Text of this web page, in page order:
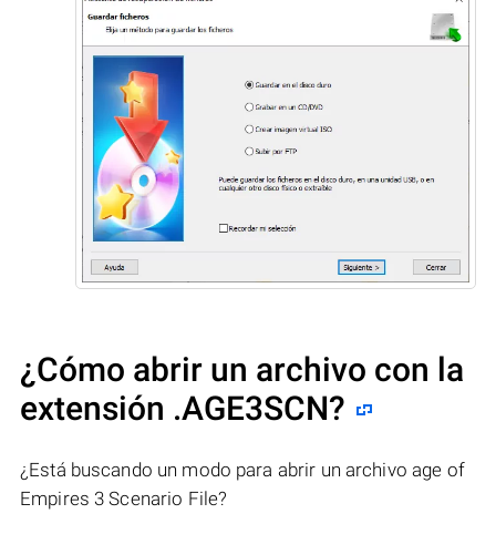
¿Cómo abrir un archivo con la
extensión .AGE3SCN?
¿Está buscando un modo para abrir un archivo age of
Empires 3 Scenario File?